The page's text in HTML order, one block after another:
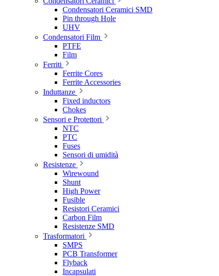
Condensatori Ceramici SMD
Pin through Hole
UHV
Condensatori Film
PTFE
Film
Ferriti
Ferrite Cores
Ferrite Accessories
Induttanze
Fixed inductors
Chokes
Sensori e Protettori
NTC
PTC
Fuses
Sensori di umidità
Resistenze
Wirewound
Shunt
High Power
Fusible
Resistori Ceramici
Carbon Film
Resistenze SMD
Trasformatori
SMPS
PCB Transformer
Flyback
Incapsulati